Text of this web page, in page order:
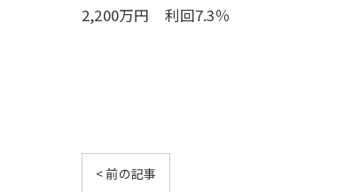
2,200万円 利回7.3％
< 前の記事